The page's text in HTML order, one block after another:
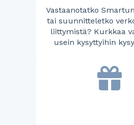
Vastaanotatko
tai suunnitteletko
liittymistä? Kurkkaa
usein kysyttyihin